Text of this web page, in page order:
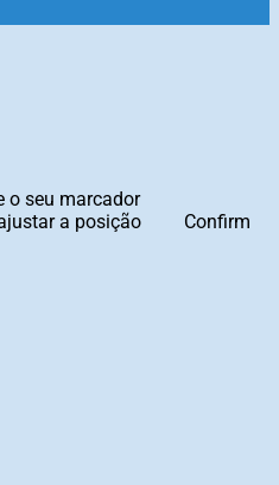
o seu marcador
a posição
Confirm